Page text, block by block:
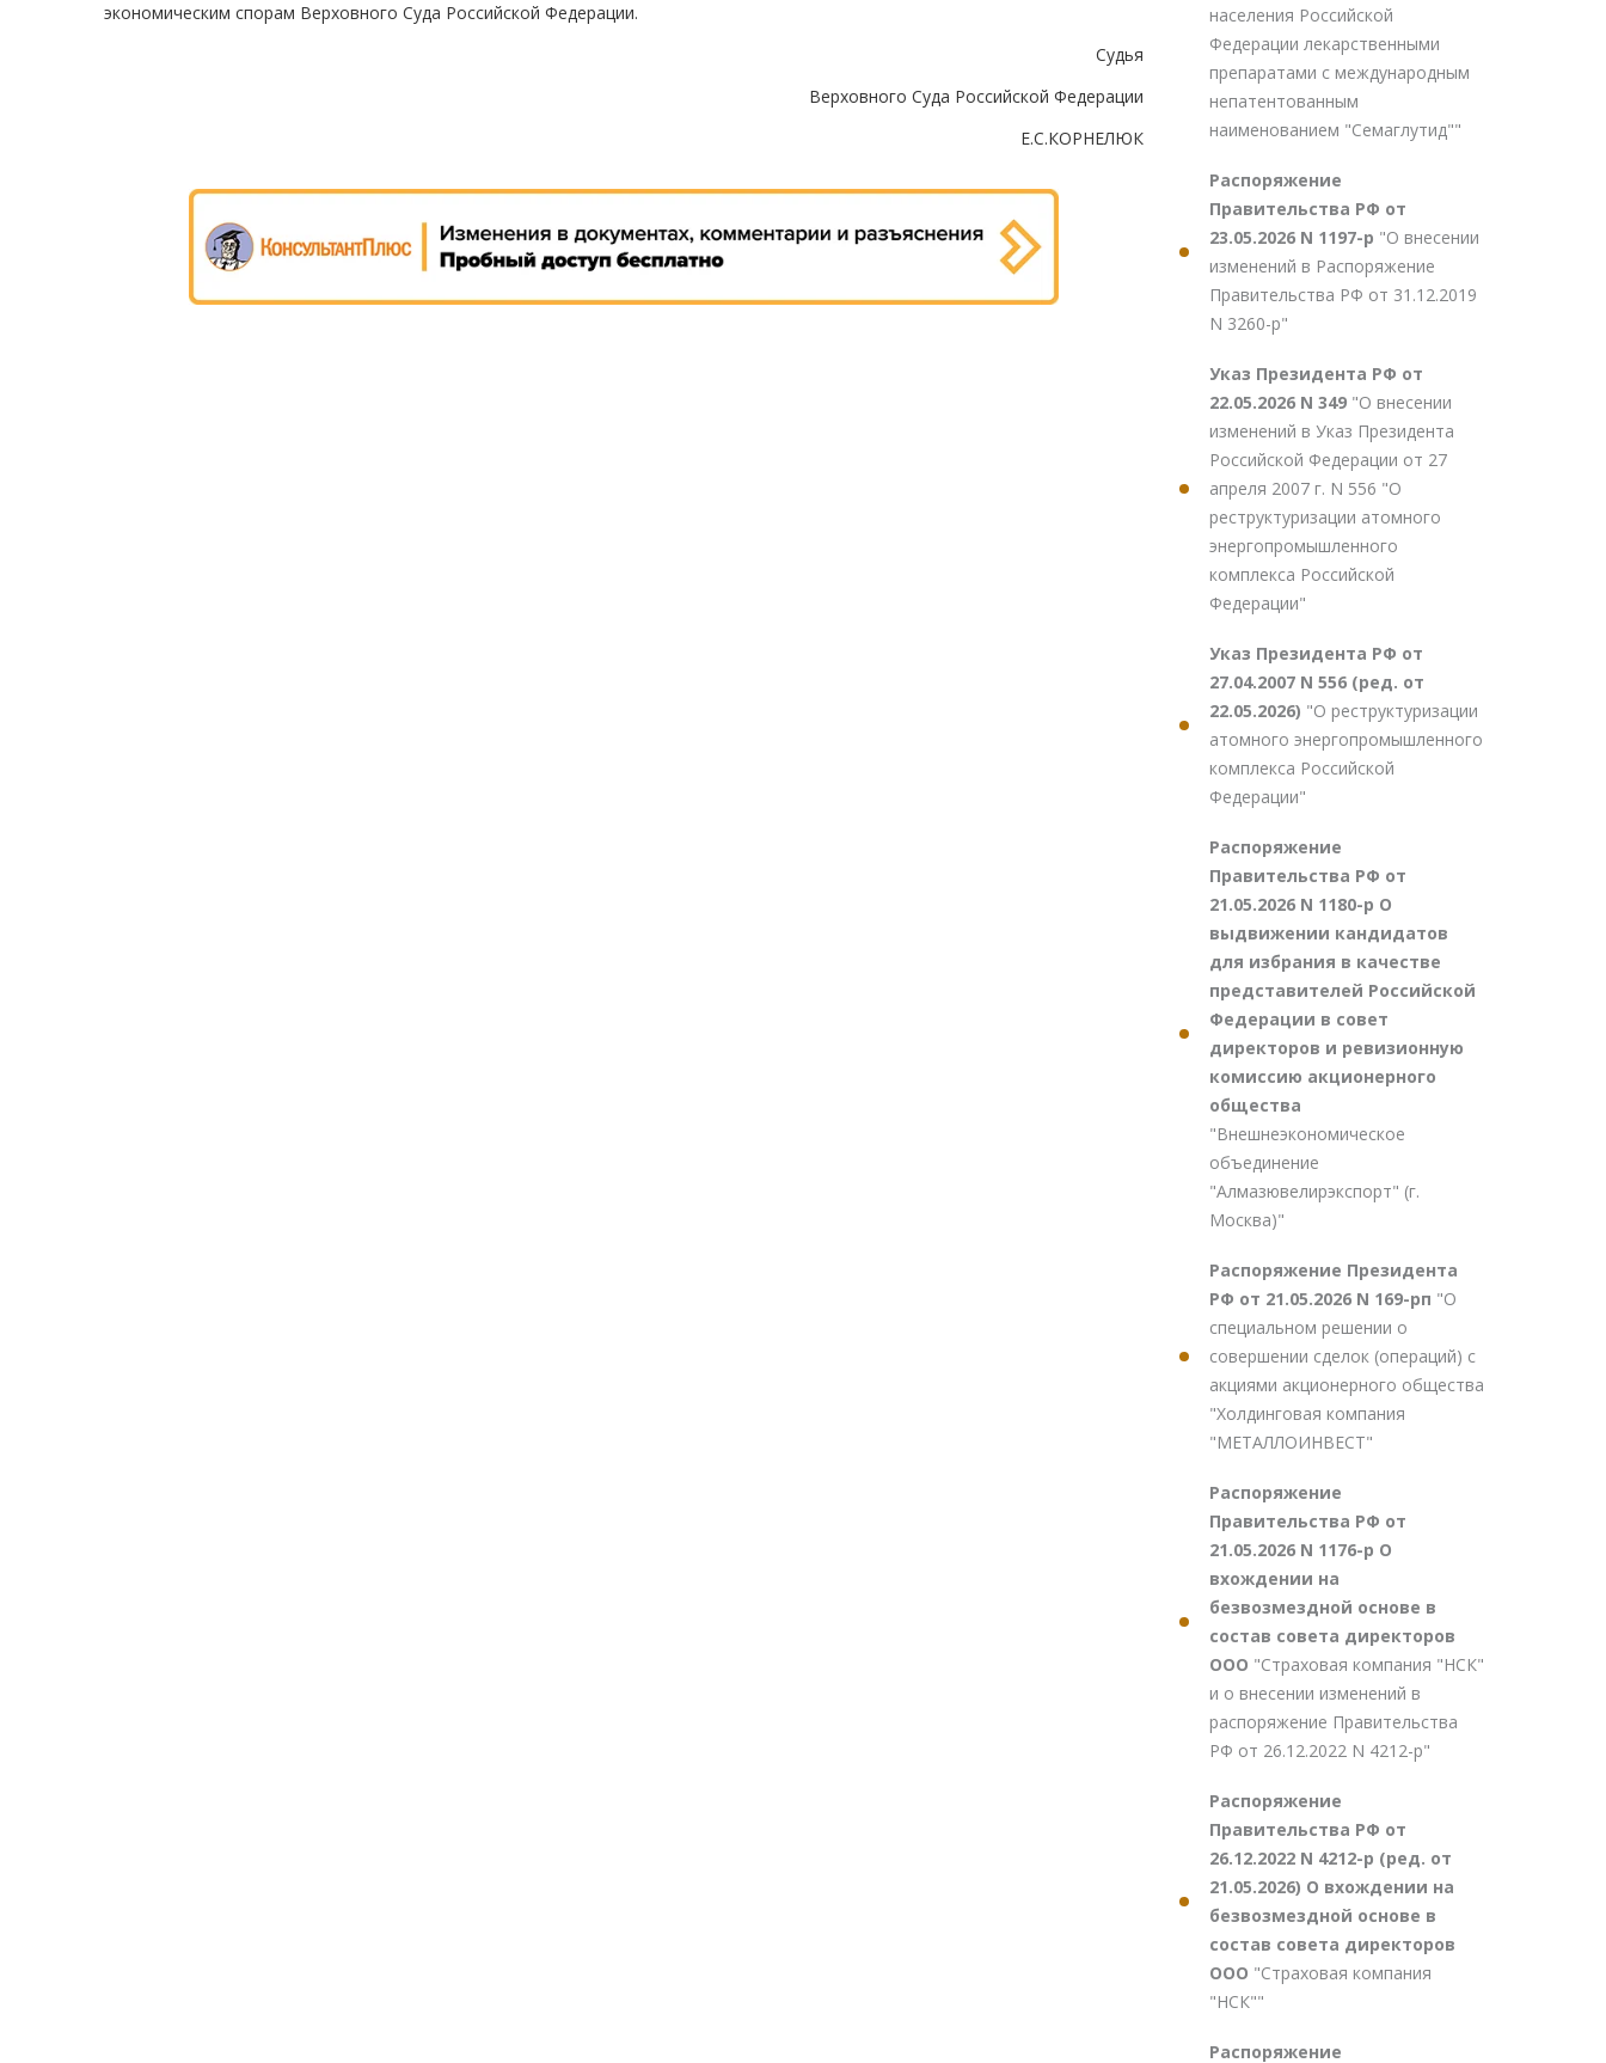
экономическим спорам Верховного Суда Российской Федерации.
Судья
Верховного Суда Российской Федерации
Е.С.КОРНЕЛЮК
населения Российской
Федерации лекарственными
препаратами с международным
непатентованным
наименованием "Семаглутид""
Распоряжение
Правительства РФ от
23.05.2026 N 1197-р "О внесении
изменений в Распоряжение
Правительства РФ от 31.12.2019
N 3260-р"
Указ Президента РФ от
22.05.2026 N 349 "О внесении
изменений в Указ Президента
Российской Федерации от 27
апреля 2007 г. N 556 "О
реструктуризации атомного
энергопромышленного
комплекса Российской
Федерации"
Указ Президента РФ от
27.04.2007 N 556 (ред. от
22.05.2026) "О реструктуризации
атомного энергопромышленного
комплекса Российской
Федерации"
Распоряжение
Правительства РФ от
21.05.2026 N 1180-р О
выдвижении кандидатов
для избрания в качестве
представителей Российской
Федерации в совет
директоров и ревизионную
комиссию акционерного
общества
"Внешнеэкономическое
объединение
"Алмазювелирэкспорт" (г.
Москва)"
Распоряжение Президента
РФ от 21.05.2026 N 169-рп "О
специальном решении о
совершении сделок (операций) с
акциями акционерного общества
"Холдинговая компания
"МЕТАЛЛОИНВЕСТ"
Распоряжение
Правительства РФ от
21.05.2026 N 1176-р О
вхождении на
безвозмездной основе в
состав совета директоров
ООО "Страховая компания "НСК"
и о внесении изменений в
распоряжение Правительства
РФ от 26.12.2022 N 4212-р"
Распоряжение
Правительства РФ от
26.12.2022 N 4212-р (ред. от
21.05.2026) О вхождении на
безвозмездной основе в
состав совета директоров
ООО "Страховая компания
"НСК""
Распоряжение